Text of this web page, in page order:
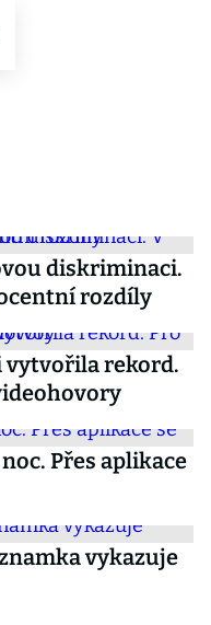
diskriminaci.
rozdíly
vytvořila rekord.
Přes aplikace
vykazuje